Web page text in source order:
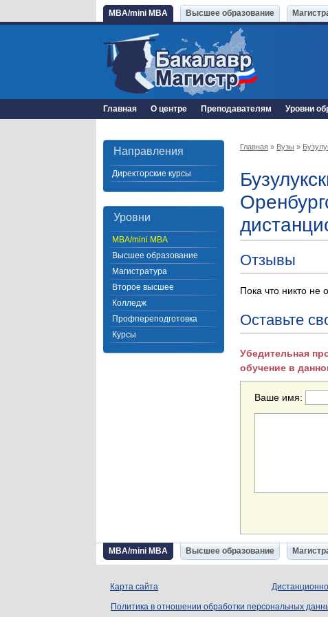
MBA/mini MBA Высшее образование
Главная О центре Преподавателям Уровни
Направления
Директорские курсы
Уровни
MBA/mini MBA
Высшее образование
Магистратура
Второе высшее
Колледж
Профпереподготовка
Курсы
Главная » Вузы »
Отзывы
Пока что никто не
Оставьте
Убедительная
обучение в
Ваше имя:
MBA/mini MBA Высшее образование
Карта сайта
Политика в отношении обработки персональных